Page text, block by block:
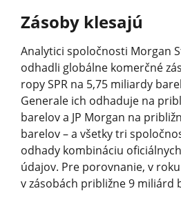
Zásoby klesajú
Analytici spoločnosti Morgan
odhadli globálne komerčné
ropy SPR na 5,75 miliardy
Generale ich odhaduje na
barelov a JP Morgan na
barelov – a všetky tri
odhady kombináciu
údajov. Pre porovnanie, v
v zásobách približne 9 miliárd